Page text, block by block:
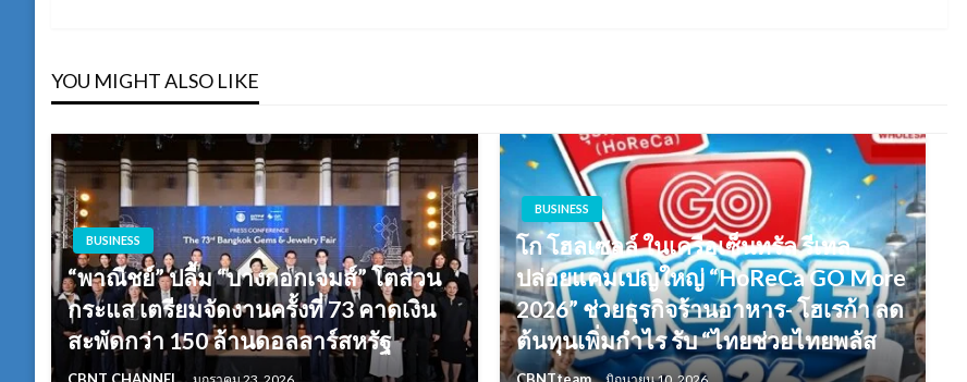
YOU MIGHT ALSO LIKE
BUSINESS
“พาณิชย์” ปลื้ม “บางกอกเจมส์” โตสวน
กระแส เตรียมจัดงานครั้งที่ 73 คาดเงิน
สะพัดกว่า 150 ล้านดอลลาร์สหรัฐ
CBNT CHANNEL มกราคม 23, 2026
BUSINESS
โก โฮลเซลล์ ในเครือเซ็นทรัล รีเทล
ปล่อยแคมเปญใหญ่ “HoReCa GO More
2026” ช่วยธุรกิจร้านอาหาร- โฮเรก้า ลด
ต้นทุนเพิ่มกำไร รับ “ไทยช่วยไทยพลัส
CBNTteam มิถุนายน 10, 2026